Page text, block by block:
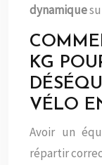
dynamique
KG
VÉLO
Avoir un
répartir